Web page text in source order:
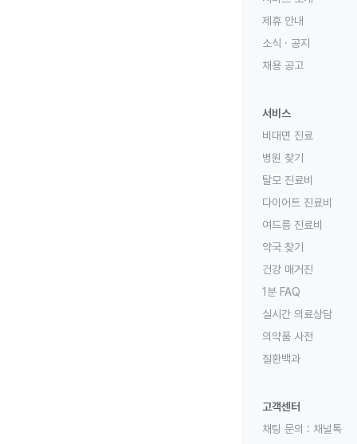
제휴 안내
소식 · 공지
채용 공고
서비스
비대면 진료
병원 찾기
탈모 진료비
다이어트 진료비
여드름 진료비
약국 찾기
건강 매거진
1분 FAQ
실시간 의료상담
의약품 사전
질환백과
고객센터
채팅 문의 : 채널톡